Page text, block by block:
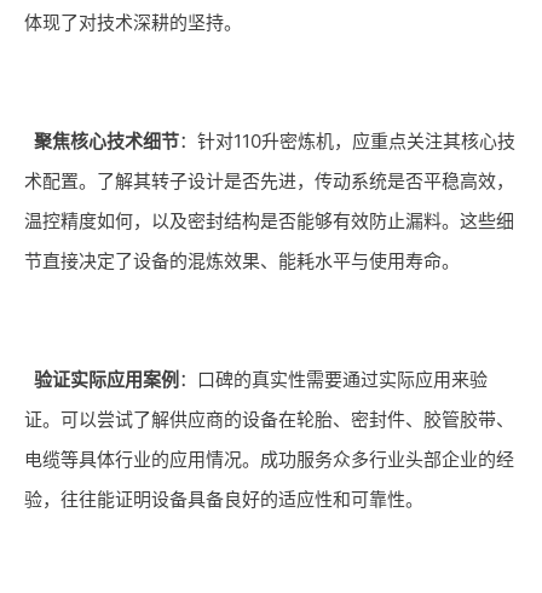
体现了对技术深耕的坚持。
聚焦核心技术细节：针对110升密炼机，应重点关注其核心技
术配置。了解其转子设计是否先进，传动系统是否平稳高效，
温控精度如何，以及密封结构是否能够有效防止漏料。这些细
节直接决定了设备的混炼效果、能耗水平与使用寿命。
验证实际应用案例 ：口碑的真实性需要通过实际应用来验
证。可以尝试了解供应商的设备在轮胎、密封件、胶管胶带、
电缆等具体行业的应用情况。成功服务众多行业头部企业的经
验，往往能证明设备具备良好的适应性和可靠性。